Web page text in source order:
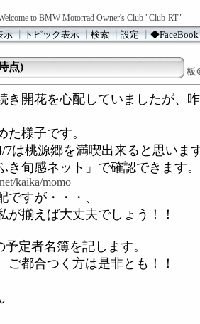
to BMW Motorrad Owner's Club "Club-RT"
示┃トピック表示┃検索┃設定┃◆FaceBook
点) 板
き開花を心配していましたが、
た様子です。
7は桃源郷を満喫出来ると思いま
き旬感ネット」で確認できます。
kaika/momo
ですが・・・、
が揃えば大丈夫でしょう！！
定者名簿を記します。
ご都合つく方は是非とも！！